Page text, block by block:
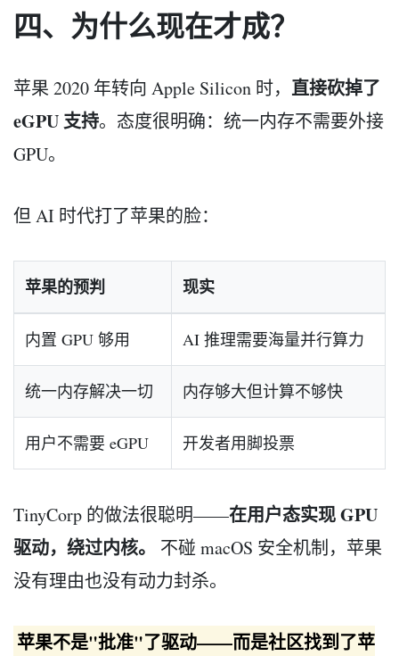
四、为什么现在才成？
苹果 2020 年转向 Apple Silicon 时， 直接砍掉了
eGPU 支持。态度很明确：统一内存不需要外接
GPU。
但 AI 时代打了苹果的脸：
苹果的预判 现实
内置 GPU 够用 AI 推理需要海量并行算力
统一内存解决一切 内存够大但计算不够快
用户不需要 eGPU 开发者用脚投票
TinyCorp 的做法很聪明——在用户态实现 GPU
驱动，绕过内核。
不碰 macOS 安全机制，苹果
没有理由也没有动力封杀。
苹果不是"批准"了驱动——而是社区找到了苹